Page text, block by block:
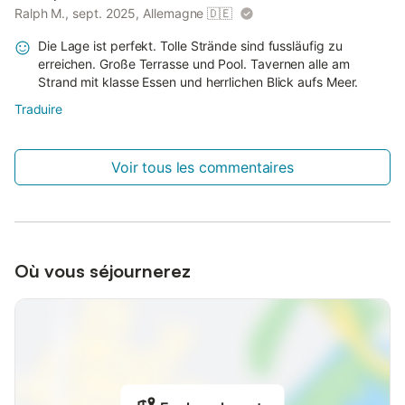
Ralph M., sept. 2025, Allemagne 🇩🇪
Die Lage ist perfekt. Tolle Strände sind fussläufig zu
erreichen. Große Terrasse und Pool. Tavernen alle am
Strand mit klasse Essen und herrlichen Blick aufs Meer.
Traduire
Voir tous les commentaires
Où vous séjournerez